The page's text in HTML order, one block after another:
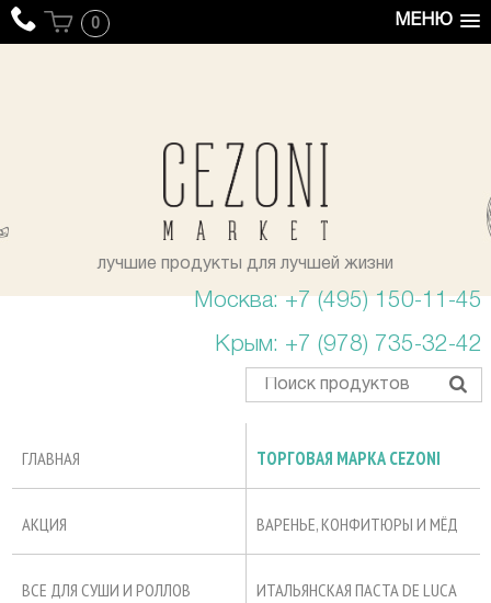
МЕНЮ
0
лучшие продукты для лучшей жизни
Москва: +7 (495) 150-11-45
Крым: +7 (978) 735-32-42
ГЛАВНАЯ ТОРГОВАЯ МАРКА CEZONI
АКЦИЯ ВАРЕНЬЕ, КОНФИТЮРЫ И МЁД
ВСЕ ДЛЯ СУШИ И РОЛЛОВ ИТАЛЬЯНСКАЯ ПАСТА DE LUCA